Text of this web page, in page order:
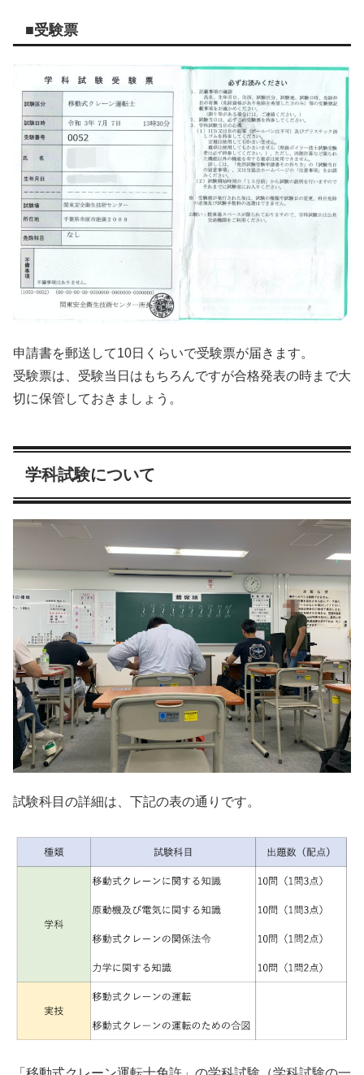
■受験票
申請書を郵送して10日くらいで受験票が届きます。
受験票は、受験当日はもちろんですが合格発表の時まで大
切に保管しておきましょう。
学科試験について
試験科目の詳細は、下記の表の通りです。